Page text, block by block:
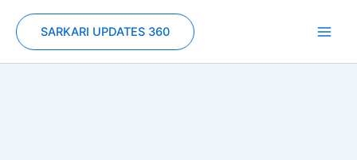
content
SARKARI UPDATES 360